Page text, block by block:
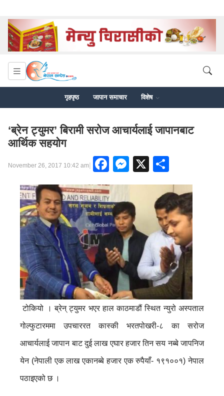
गृहपृष्ठ जापान समाचार विशेष
‘ब्रेन ट्युमर’ बिरामी सरोज आचार्यलाई जापानबाट
आर्थिक सहयोग
November 26, 2017 10:42 am| Facebook
Messenger
X
टोकियो । ब्रेन् ट्युमर भएर हाल काठमाडौं स्थित न्युरो अस्पताल
गोल्फुटारममा उपचाररत कास्की भरतपोखरी-८ का सरोज
आचार्यलाई जापान बाट दुई लाख एघार हजार तिन सय नब्बे जापनिज
येन (नेपाली एक लाख एकानब्बे हजार एक रुपैयाँ- १९१००१) नेपाल
पठाइएको छ ।